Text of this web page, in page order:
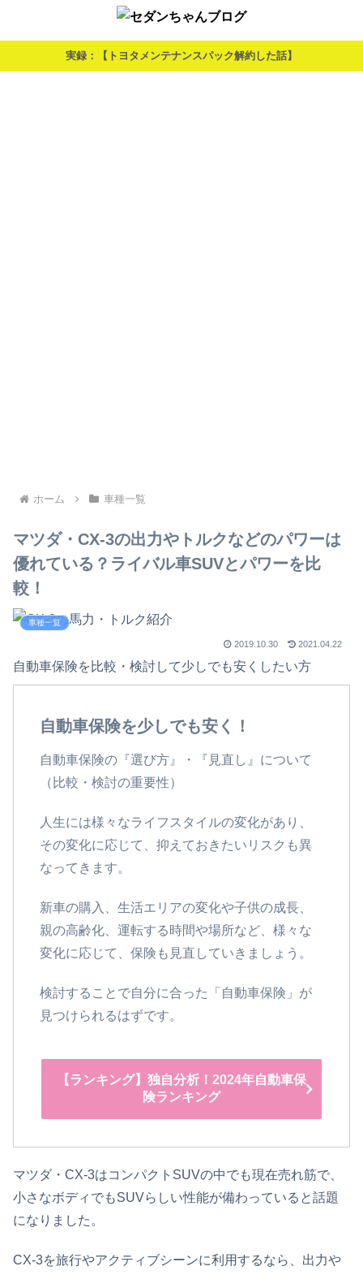
実録：【トヨタメンテナンスパック解約した話】
ホーム 車種一覧
マツダ・CX-3の出力やトルクなどのパワーは
優れている？ライバル車SUVとパワーを比
較！
車種一覧
2019.10.30 2021.04.22
自動車保険を比較・検討して少しでも安くしたい方
自動車保険を少しでも安く！
自動車保険の『選び方』・『見直し』について
（比較・検討の重要性）
人生には様々なライフスタイルの変化があり、
その変化に応じて、抑えておきたいリスクも異
なってきます。
新車の購入、生活エリアの変化や子供の成長、
親の高齢化、運転する時間や場所など、様々な
変化に応じて、保険も見直していきましょう。
検討することで自分に合った「自動車保険」が
見つけられるはずです。
【ランキング】独自分析！2024年自動車保
険ランキング
マツダ・CX-3はコンパクトSUVの中でも現在売れ筋で、
小さなボディでもSUVらしい性能が備わっていると話題
になりました。
CX-3を旅行やアクティブシーンに利用するなら、出力や